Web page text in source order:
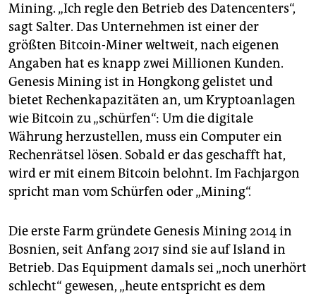
Mining. „Ich regle den Betrieb des Datencenters“,
sagt Salter. Das Unternehmen ist einer der
größten Bitcoin-Miner weltweit, nach eigenen
Angaben hat es knapp zwei Millionen Kunden.
Genesis Mining ist in Hongkong gelistet und
bietet Rechenkapazitäten an, um Kryptoanlagen
wie Bitcoin zu „schürfen“: Um die digitale
Währung herzustellen, muss ein Computer ein
Rechenrätsel lösen. Sobald er das geschafft hat,
wird er mit einem Bitcoin belohnt. Im Fachjargon
spricht man vom Schürfen oder „Mining“.
Die erste Farm gründete Genesis Mining 2014 in
Bosnien, seit Anfang 2017 sind sie auf Island in
Betrieb. Das Equipment damals sei „noch unerhört
schlecht“ gewesen, „heute entspricht es dem